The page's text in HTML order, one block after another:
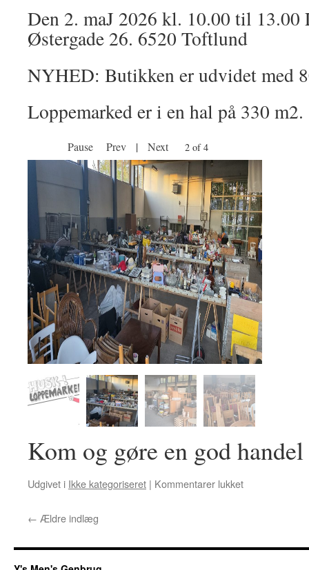
2026
Den 2. maJ 2026 kl. 10.00 til
Østergade 26. 6520 Toftlund
NYHED: Butikken er udvidet med
Loppemarked er i en hal på 330 m2.
Pause Prev | Next 2 of 4
Kom og gøre en god handel
Udgivet i Ikke kategoriseret | Kommentarer lukkettil
← Ældre indlæg